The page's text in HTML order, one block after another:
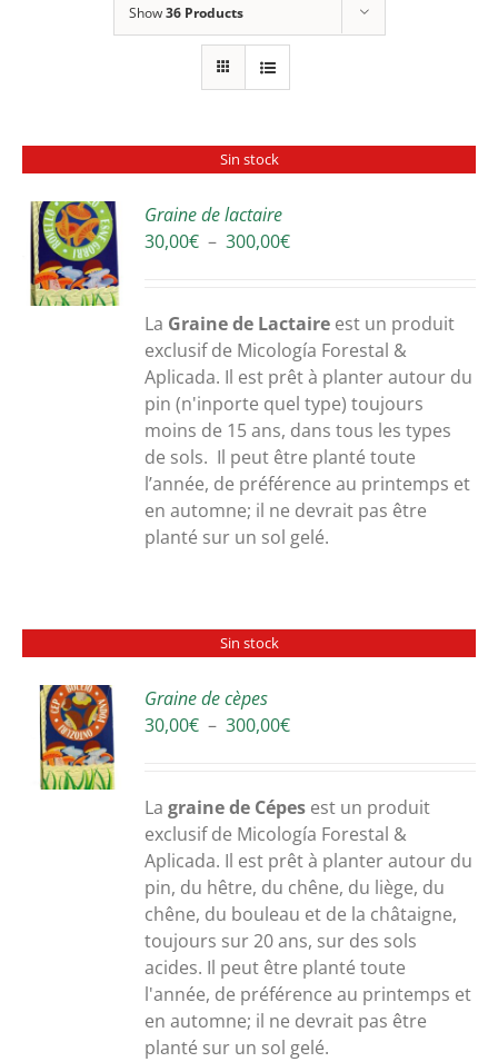
Show36 Products
Sin stock
Graine de lactaire
30,00€ – 300,00€Plage
30,00€
à
300,00€
La Graine de Lactaire est un produit
exclusif de Micología Forestal &
Aplicada. Il est prêt à planter autour du
pin (n'inporte quel type) toujours
moins de 15 ans, dans tous les types
de sols. Il peut être planté toute
l’année, de préférence au printemps et
en automne; il ne devrait pas être
planté sur un sol gelé.
Sin stock
Graine de cèpes
30,00€ – 300,00€Plage
30,00€
à
300,00€
Lagraine de Cépes est un produit
exclusif de Micología Forestal &
Aplicada. Il est prêt à planter autour du
pin, du hêtre, du chêne, du liège, du
chêne, du bouleau et de la châtaigne,
toujours sur 20 ans, sur des sols
acides. Il peut être planté toute
l'année, de préférence au printemps et
en automne; il ne devrait pas être
planté sur un sol gelé.